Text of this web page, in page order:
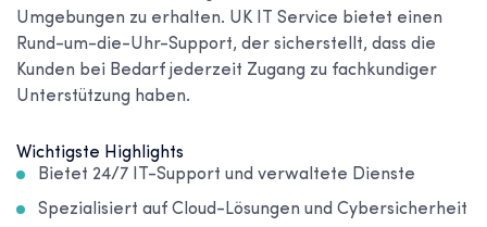
Umgebungen zu erhalten. UK IT Service bietet einen
Rund-um-die-Uhr-Support, der sicherstellt, dass die
Kunden bei Bedarf jederzeit Zugang zu fachkundiger
Unterstützung haben.
Wichtigste Highlights
Bietet 24/7 IT-Support und verwaltete Dienste
Spezialisiert auf Cloud-Lösungen und Cybersicherheit